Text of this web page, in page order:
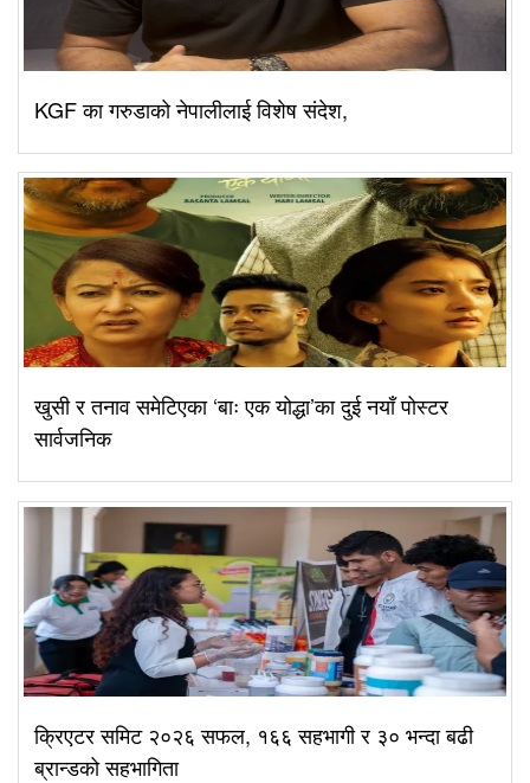
KGF का गरुडाको नेपालीलाई विशेष संदेश,
खुसी र तनाव समेटिएका ‘बाः एक योद्धा’का दुई नयाँ पोस्टर
सार्वजनिक
क्रिएटर समिट २०२६ सफल, १६६ सहभागी र ३० भन्दा बढी
ब्रान्डको सहभागिता